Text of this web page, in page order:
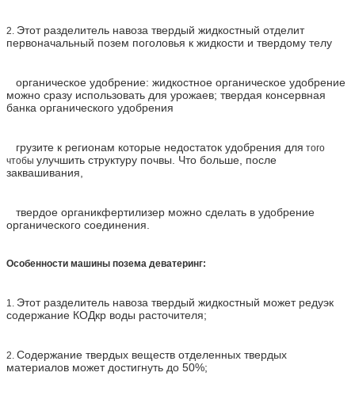
2. Этот разделитель навоза твердый жидкостный отделит
первоначальный позем поголовья к жидкости и твердому телу
органическое удобрение: жидкостное органическое удобрение
можно сразу использовать для урожаев; твердая консервная
банка органического удобрения
грузите к регионам которые недостаток удобрения для того
чтобы улучшить структуру почвы. Что больше, после
заквашивания,
твердое органикфертилизер можно сделать в удобрение
органического соединения.
Особенности машины позема деватеринг:
1. Этот разделитель навоза твердый жидкостный может редуэк
содержание КОДкр воды расточителя;
2. Содержание твердых веществ отделенных твердых
материалов может достигнуть до 50%;